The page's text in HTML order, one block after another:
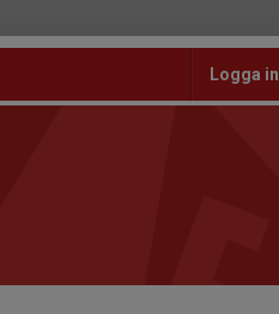
Logga in